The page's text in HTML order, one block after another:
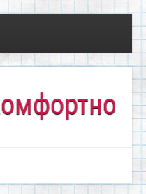
всем!"